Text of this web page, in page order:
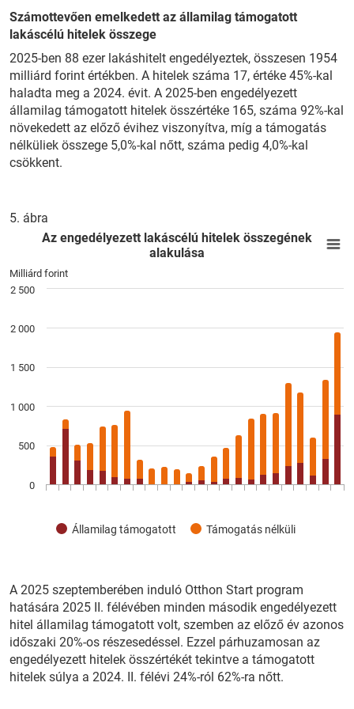
Számottevően emelkedett az államilag támogatott
lakáscélú hitelek összege
2025-ben 88 ezer lakáshitelt engedélyeztek, összesen 1954
milliárd forint értékben. A hitelek száma 17, értéke 45%-kal
haladta meg a 2024. évit. A 2025-ben engedélyezett
államilag támogatott hitelek összértéke 165, száma 92%-kal
növekedett az előző évihez viszonyítva, míg a támogatás
nélküliek összege 5,0%-kal nőtt, száma pedig 4,0%-kal
csökkent.
5. ábra
Az engedélyezett lakáscélú hitelek összegének alakulása
Bar chart with 2 data series.
View as data table, Az engedélyezett lakáscélú hitelek
The chart has 1 X axis displaying categories.
Milliárd forint
Az engedélyezett lakáscélú hitelek összegének
alakulása
Államilag támogatott Támogatás nélküli
0
500
1 000
1 500
2 000
2 500
A 2025 szeptemberében induló Otthon Start program
hatására 2025 II. félévében minden második engedélyezett
hitel államilag támogatott volt, szemben az előző év azonos
időszaki 20%-os részesedéssel. Ezzel párhuzamosan az
engedélyezett hitelek összértékét tekintve a támogatott
hitelek súlya a 2024. II. félévi 24%-ról 62%-ra nőtt.